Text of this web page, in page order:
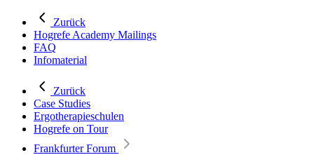
Zurück
Hogrefe Academy Mailings
FAQ
Infomaterial
Zurück
Case Studies
Ergotherapieschulen
Hogrefe on Tour
Frankfurter Forum